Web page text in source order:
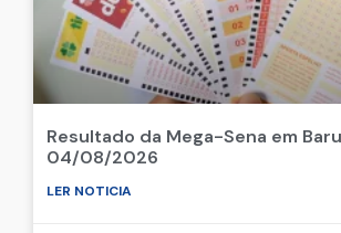
Resultado da Mega-Sena em
04/08/2026
LER NOTICIA